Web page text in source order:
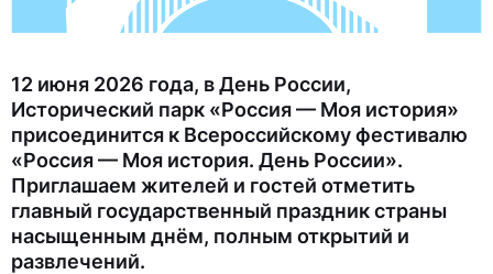
12 июня 2026 года, в День России,
Исторический парк «Россия — Моя история»
присоединится к Всероссийскому фестивалю
«Россия — Моя история. День России».
Приглашаем жителей и гостей отметить
главный государственный праздник страны
насыщенным днём, полным открытий и
развлечений.